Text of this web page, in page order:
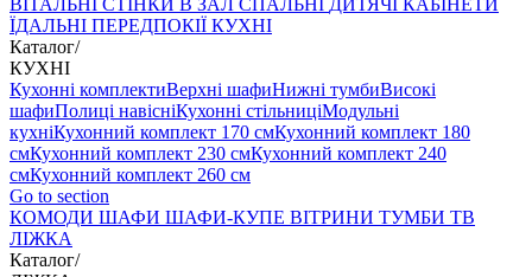
ВIТАЛЬНI СТІНКИ В ЗАЛ СПАЛЬНІ ДИТЯЧІ КАБІНЕТИ
ЇДАЛЬНI ПЕРЕДПОКІЇ КУХНІ
Каталог/
КУХНІ
Кухонні комплектиВерхні шафиНижні тумбиВисокі
шафиПолиці навісніКухонні стільниціМодульні
кухніКухонний комплект 170 смКухонний комплект 180
смКухонний комплект 230 смКухонний комплект 240
смКухонний комплект 260 см
Go to section
КОМОДИ ШАФИ ШАФИ-КУПЕ ВІТРИНИ ТУМБИ ТВ
ЛІЖКА
Каталог/